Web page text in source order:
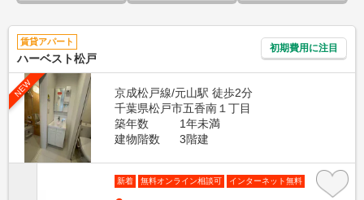
賃貸アパート
ハーベスト松戸
初期費用に注目
NEW
京成松戸線/元山駅 徒歩2分
千葉県松戸市五香南１丁目
築年数
1年未満
建物階数
3階建
新着 無料オンライン相談可 インターネット無料